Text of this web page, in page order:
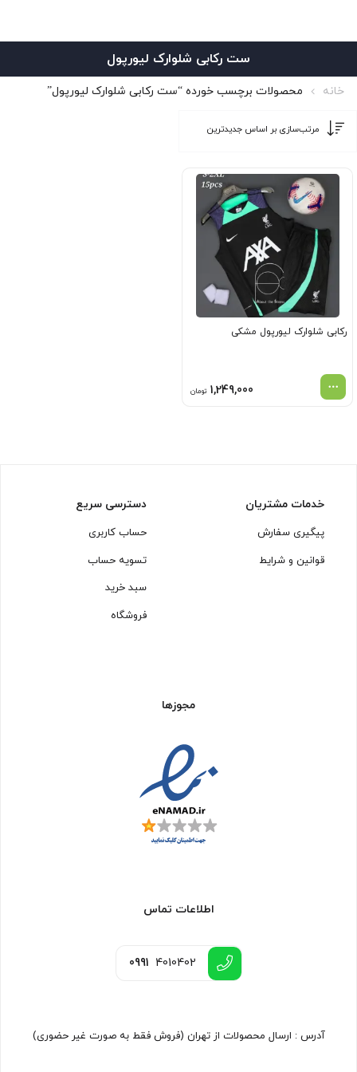
ست رکابی شلوارک لیورپول
خانه محصولات برچسب خورده “ست رکابی شلوارک لیورپول”
رکابی شلوارک لیورپول مشکی
1,249,000 تومان
خدمات مشتریان
پیگیری سفارش
قوانین و شرایط
دسترسی سریع
حساب کاربری
تسویه حساب
سبد خرید
فروشگاه
مجوزها
اطلاعات تماس
0991 4010402
آدرس : ارسال محصولات از تهران (فروش فقط به صورت غیر حضوری)